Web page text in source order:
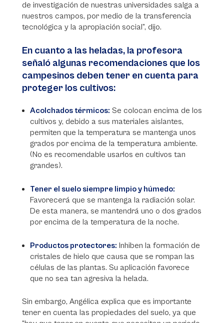
de investigación de nuestras universidades salga a
nuestros campos, por medio de la transferencia
tecnológica y la apropiación social”, dijo.
En cuanto a las heladas, la profesora
señaló algunas recomendaciones que los
campesinos deben tener en cuenta para
proteger los cultivos:
Acolchados térmicos: Se colocan encima de los
cultivos y, debido a sus materiales aislantes,
permiten que la temperatura se mantenga unos
grados por encima de la temperatura ambiente.
(No es recomendable usarlos en cultivos tan
grandes).
Tener el suelo siempre limpio y húmedo:
Favorecerá que se mantenga la radiación solar.
De esta manera, se mantendrá uno o dos grados
por encima de la temperatura de la noche.
Productos protectores: Inhiben la formación de
cristales de hielo que causa que se rompan las
células de las plantas. Su aplicación favorece
que no sea tan agresiva la helada.
Sin embargo, Angélica explica que es importante
tener en cuenta las propiedades del suelo, ya que